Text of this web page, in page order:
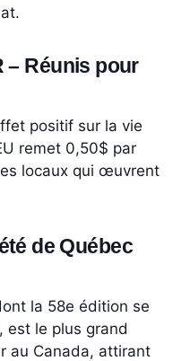
– Réunis pour
positif sur la vie
remet 0,50$ par
locaux qui œuvrent
de Québec
la 58e édition se
est le plus grand
au Canada, attirant